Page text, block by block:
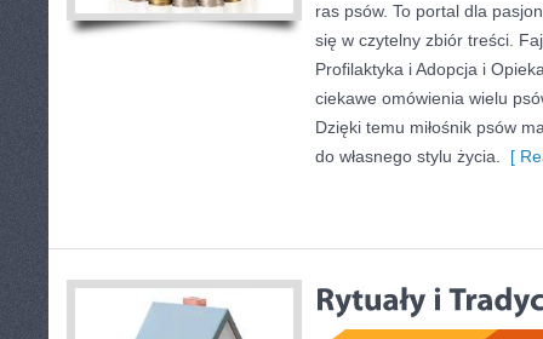
ras psów. To portal dla
się w czytelny zbiór treści.
Profilaktyka i Adopcja i
ciekawe omówienia wielu
Dzięki temu miłośnik psów
do własnego stylu życia.
[